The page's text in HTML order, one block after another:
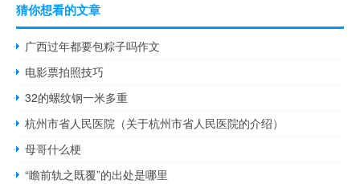
猜你想看的文章
广西过年都要包粽子吗作文
电影票拍照技巧
32的螺纹钢一米多重
杭州市省人民医院（关于杭州市省人民医院的介绍）
母哥什么梗
“瞻前轨之既覆”的出处是哪里